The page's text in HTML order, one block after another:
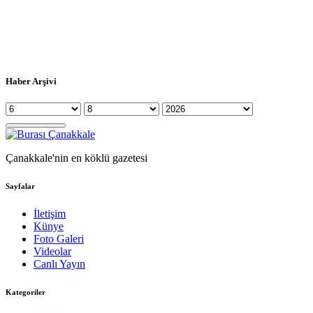
Haber Arşivi
Çanakkale'nin en köklü gazetesi
Sayfalar
İletişim
Künye
Foto Galeri
Videolar
Canlı Yayın
Kategoriler